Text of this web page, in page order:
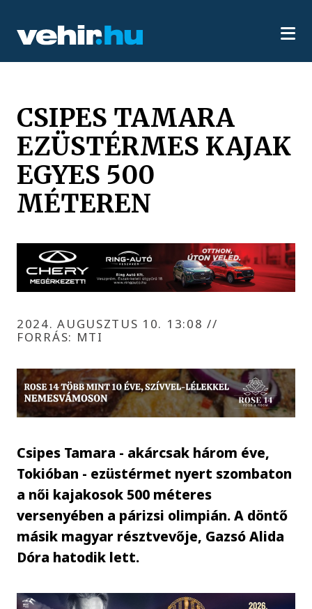
CSIPES TAMARA
EZÜSTÉRMES KAJAK
EGYES 500
MÉTEREN
2024. AUGUSZTUS 10. 13:08//
FORRÁS: MTI
Csipes Tamara - akárcsak három éve,
Tokióban - ezüstérmet nyert szombaton
a női kajakosok 500 méteres
versenyében a párizsi olimpián. A döntő
másik magyar résztvevője, Gazsó Alida
Dóra hatodik lett.